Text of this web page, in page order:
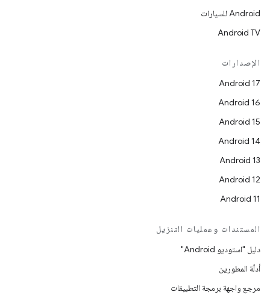
Android للسيارات
Android TV
الإصدارات
Android 17
Android 16
Android 15
Android 14
Android 13
Android 12
Android 11
المستندات وعمليات التنزيل
دليل "استوديو Android"
أدلّة المطورين
مرجع واجهة برمجة التطبيقات